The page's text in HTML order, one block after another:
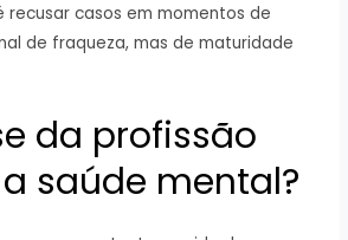
recusar casos em momentos de
de fraqueza, mas de maturidade
da profissão
saúde mental?